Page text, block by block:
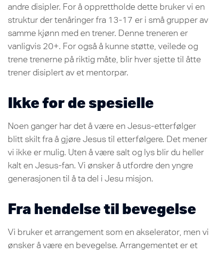
andre disipler. For å opprettholde dette bruker vi en
struktur der tenåringer fra 13-17 er i små grupper av
samme kjønn med en trener. Denne treneren er
vanligvis 20+. For også å kunne støtte, veilede og
trene trenerne på riktig måte, blir hver sjette til åtte
trener disiplert av et mentorpar.
Ikke for de spesielle
Noen ganger har det å være en Jesus-etterfølger
blitt skilt fra å gjøre Jesus til etterfølgere. Det mener
vi ikke er mulig. Uten å være salt og lys blir du heller
kalt en Jesus-fan. Vi ønsker å utfordre den yngre
generasjonen til å ta del i Jesu misjon.
Fra hendelse til bevegelse
Vi bruker et arrangement som en akselerator, men vi
ønsker å være en bevegelse. Arrangementet er et